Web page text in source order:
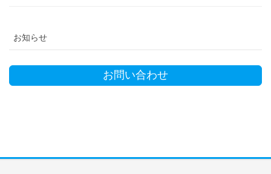
お知らせ
お問い合わせ